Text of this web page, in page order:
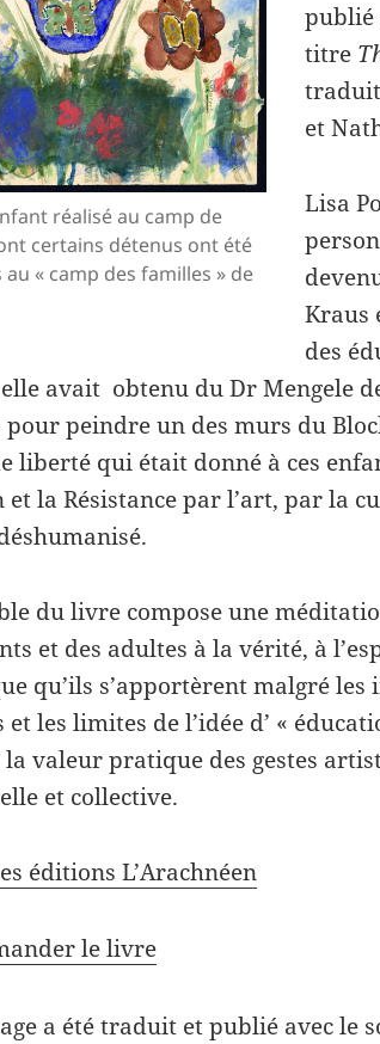
réalisé au camp de
certains détenus ont été
« camp des familles » de
publié
titre
traduit
et
Lisa
Kraus
des
avait obtenu du Dr Mengele
pour peindre un des murs du
liberté qui était donné à ces
et la Résistance par l’art, par la
du livre compose une
et des adultes à la vérité, à
qu’ils s’apportèrent malgré les
les limites de l’idée d’ «
valeur pratique des gestes
et collective.
éditions L’Arachnéen
le livre
a été traduit et publié avec le